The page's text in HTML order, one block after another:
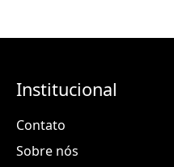
Institucional
Contato
Sobre nós